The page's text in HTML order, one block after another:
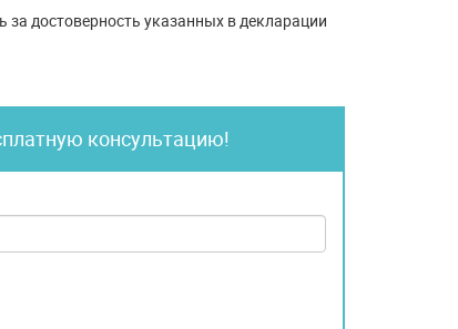
достоверность указанных в декларации
консультацию!